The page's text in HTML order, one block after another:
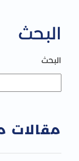
البحث
البحث
مقالات